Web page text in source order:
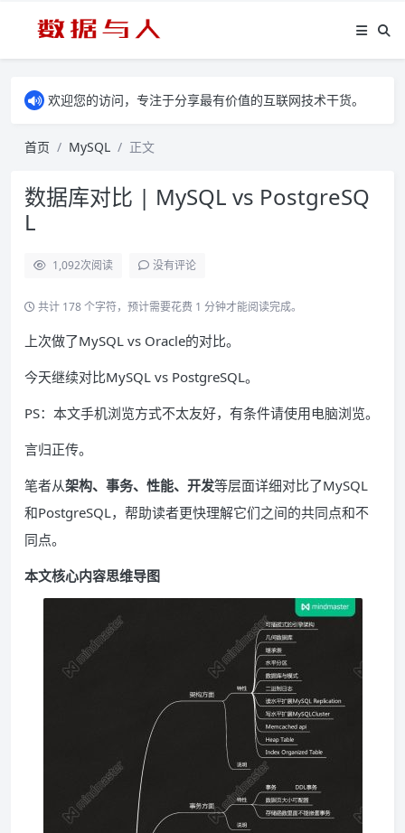
欢迎您的访问，专注于分享最有价值的互联网技术干货。
首页 MySQL 正文
数据库对比 | MySQL vs PostgreSQ
L
1,092次阅读 没有评论
共计 178 个字符，预计需要花费 1 分钟才能阅读完成。
上次做了MySQL vs Oracle的对比。
今天继续对比MySQL vs PostgreSQL。
PS：本文手机浏览方式不太友好，有条件请使用电脑浏览。
言归正传。
笔者从架构、事务、性能、开发等层面详细对比了MySQL
和PostgreSQL，帮助读者更快理解它们之间的共同点和不
同点。
本文核心内容思维导图